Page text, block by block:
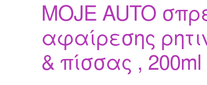
MOJE AUTO
αφαίρεσης
& πίσσας , 200ml